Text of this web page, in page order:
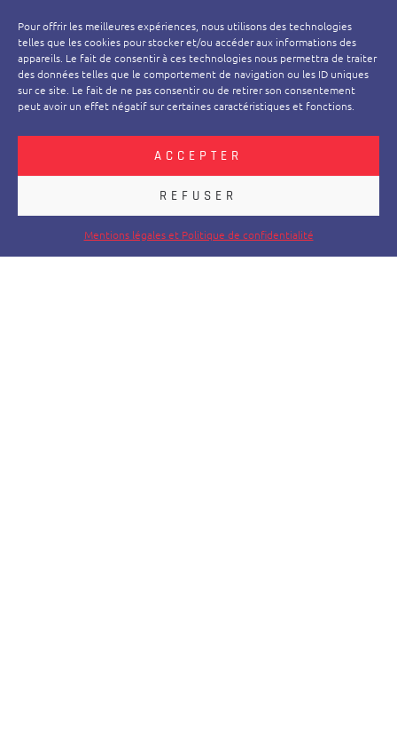
Pour offrir les meilleures expériences, nous utilisons des technologies
telles que les cookies pour stocker et/ou accéder aux informations des
appareils. Le fait de consentir à ces technologies nous permettra de traiter
des données telles que le comportement de navigation ou les ID uniques
sur ce site. Le fait de ne pas consentir ou de retirer son consentement
peut avoir un effet négatif sur certaines caractéristiques et fonctions.
ACCEPTER
REFUSER
Mentions légales et Politique de confidentialité
147 avenue Paul Doumer 92500 Rueil Malmaison
Du lundi au vendredi : 9h30-12h00 - 14h-18h30
Contact commercial : 01 47 44 92 51
Structure